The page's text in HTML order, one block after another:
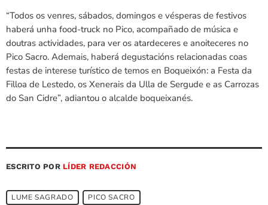
“Todos os venres, sábados, domingos e vésperas de festivos
haberá unha food-truck no Pico, acompañado de música e
doutras actividades, para ver os atardeceres e anoiteceres no
Pico Sacro. Ademais, haberá degustacións relacionadas coas
festas de interese turístico de temos en Boqueixón: a Festa da
Filloa de Lestedo, os Xenerais da Ulla de Sergude e as Carrozas
do San Cidre”, adiantou o alcalde boqueixanés.
ESCRITO POR LÍDER REDACCIÓN
LUME SAGRADO PICO SACRO